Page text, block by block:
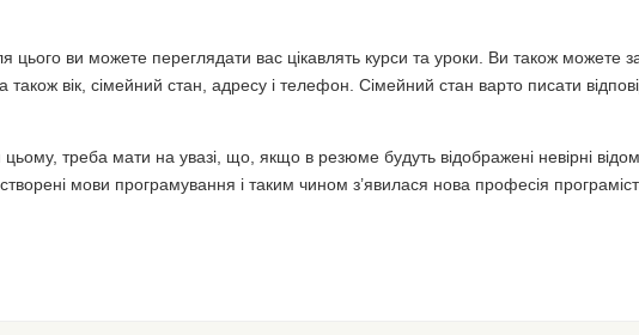
цього ви можете переглядати вас цікавлять курси та уроки. Ви також можете
також вік, сімейний стан, адресу і телефон. Сімейний стан варто писати
треба мати на увазі, що, якщо в резюме будуть відображені невірні
мови програмування і таким чином з’явилася нова професія